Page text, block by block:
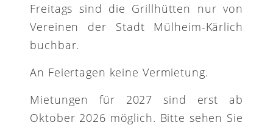
Freitags sind die Grillhütten nur von
Vereinen der Stadt Mülheim-Kärlich
buchbar.
An Feiertagen keine Vermietung.
Mietungen für 2027 sind erst ab
Oktober 2026 möglich. Bitte sehen Sie